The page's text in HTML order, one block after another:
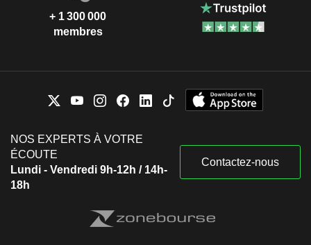
+ 1 300 000
membres
NOS EXPERTS À VOTRE
ÉCOUTE
Lundi - Vendredi 9h-12h / 14h-
18h
Contactez-nous